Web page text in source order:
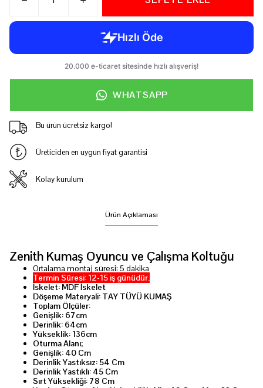
WHATSAPP
Bu ürün ücretsiz kargo!
Üreticiden en uygun fiyat garantisi
Kolay kurulum
Ürün Açıklaması
Zenith Kumaş Oyuncu ve Çalışma Koltuğu
Ortalama montaj süresi: 5 dakika
Termin Süresi: 12-15 iş günüdür.
İskelet: MDF İskelet
Döşeme Materyali: TAY TÜYÜ KUMAŞ
Toplam Ölçüler:
Genişlik: 67cm
Derinlik: 64cm
Yükseklik: 136cm
Oturma Alanı;
Genişlik: 40 Cm
Derinlik Yastıksız: 54 Cm
Derinlik Yastıklı: 45 Cm
Sırt Yüksekliği: 78 Cm